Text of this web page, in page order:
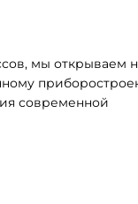
мы открываем
современной